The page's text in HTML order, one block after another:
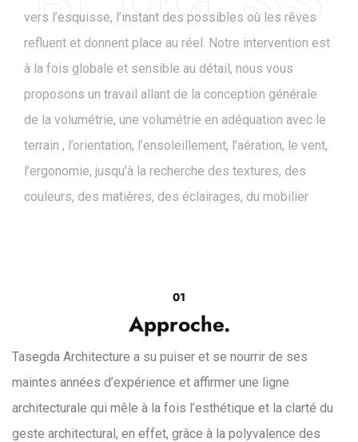
vers l’esquisse, l’instant des possibles où les rêves
refluent et donnent place au réel. Notre intervention est
à la fois globale et sensible au détail, nous vous
proposons un travail allant de la conception générale
de la volumétrie, une volumétrie en adéquation avec le
terrain , l’orientation, l’ensoleillement, l’aération, le vent,
l’ergonomie, jusqu’à la recherche des textures, des
couleurs, des matières, des éclairages, du mobilier
01
Approche.
Tasegda Architecture a su puiser et se nourrir de ses
maintes années d’expérience et affirmer une ligne
architecturale qui mêle à la fois l’esthétique et la clarté du
geste architectural, en effet, grâce à la polyvalence des